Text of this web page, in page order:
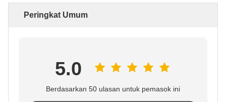
Peringkat Umum
5.0
Berdasarkan 50 ulasan untuk pemasok ini